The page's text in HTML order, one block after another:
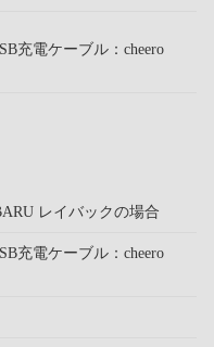
充電ケーブル：cheero
レイバックの場合
充電ケーブル：cheero